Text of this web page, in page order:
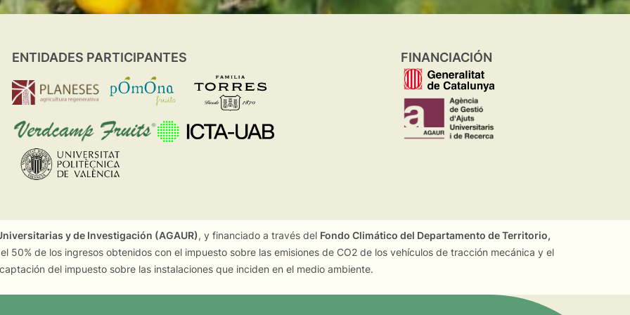
ENTIDADES PARTICIPANTES FINANCIACIÓN
y de Investigación (AGAUR), y financiado a través del Fondo Climático del Departamento de Territorio,
50% de los ingresos obtenidos con el impuesto sobre las emisiones de CO2 de los vehículos de tracción mecánica y el
del impuesto sobre las instalaciones que inciden en el medio ambiente.